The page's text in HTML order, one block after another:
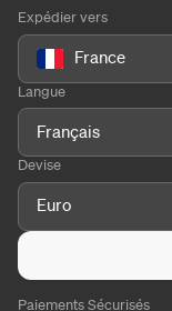
Expédier vers
France
Langue
Français
Devise
Euro
Paiements Sécurisés